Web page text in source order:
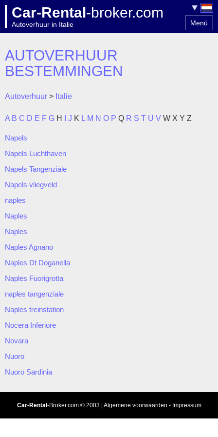
Car-Rental-broker.com
Autoverhuur in Italie Menú
AUTOVERHUUR
BESTEMMINGEN
Autoverhuur > Italie
A B C D E F G H J K L M N O P Q R S T U V W X Y Z
Napels
Napels Luchthaven
Napels Tangenziale
Napels vliegveld
naples
Naples
Naples
Naples Agnano
Naples Dt Doganella
Naples Fuorigrotta
naples tangenziale
Naples treinstation
Nocera Inferiore
Novara
Nuoro
Nuoro Sardinia
Car-Rental -Broker.com© 2003 | Algemene voorwaarden - Impressum